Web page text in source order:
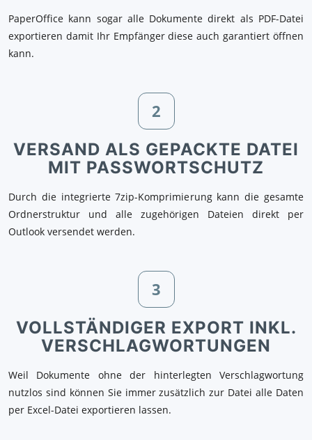
PaperOffice kann sogar alle Dokumente direkt als PDF-Datei
exportieren damit Ihr Empfänger diese auch garantiert öffnen
kann.
2
VERSAND ALS GEPACKTE DATEI
MIT PASSWORTSCHUTZ
Durch die integrierte 7zip-Komprimierung kann die gesamte
Ordnerstruktur und alle zugehörigen Dateien direkt per
Outlook versendet werden.
3
VOLLSTÄNDIGER EXPORT INKL.
VERSCHLAGWORTUNGEN
Weil Dokumente ohne der hinterlegten Verschlagwortung
nutzlos sind können Sie immer zusätzlich zur Datei alle Daten
per Excel-Datei exportieren lassen.